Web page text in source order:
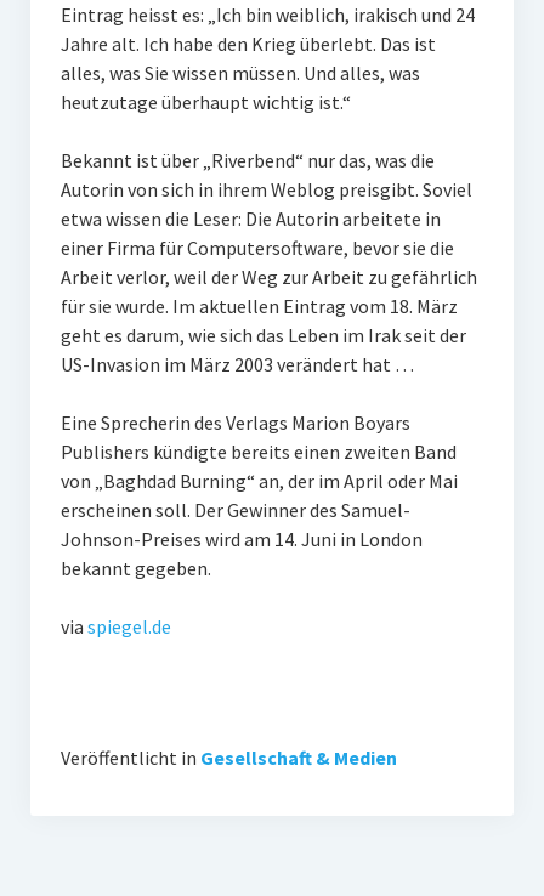
17 Ziele
Klimaneutrales Tanken
Zukunft der Bildung
Vom Trend zur Tonne
Eintrag heisst es: „Ich bin weiblich, irakisch und 24
Jahre alt. Ich habe den Krieg überlebt. Das ist
alles, was Sie wissen müssen. Und alles, was
heutzutage überhaupt wichtig ist.“
Bekannt ist über „Riverbend“ nur das, was die
Autorin von sich in ihrem Weblog preisgibt. Soviel
etwa wissen die Leser: Die Autorin arbeitete in
einer Firma für Computersoftware, bevor sie die
Arbeit verlor, weil der Weg zur Arbeit zu gefährlich
für sie wurde. Im aktuellen Eintrag vom 18. März
geht es darum, wie sich das Leben im Irak seit der
US-Invasion im März 2003 verändert hat …
Eine Sprecherin des Verlags Marion Boyars
Publishers kündigte bereits einen zweiten Band
von „Baghdad Burning“ an, der im April oder Mai
erscheinen soll. Der Gewinner des Samuel-
Johnson-Preises wird am 14. Juni in London
bekannt gegeben.
via spiegel.de
Veröffentlicht in Gesellschaft & Medien